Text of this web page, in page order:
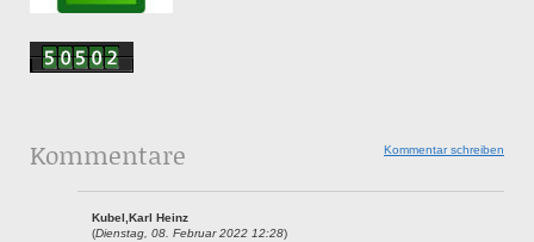
Kommentar schreiben
Kommentare
Kubel,Karl Heinz
(Dienstag, 08. Februar 2022 12:28)